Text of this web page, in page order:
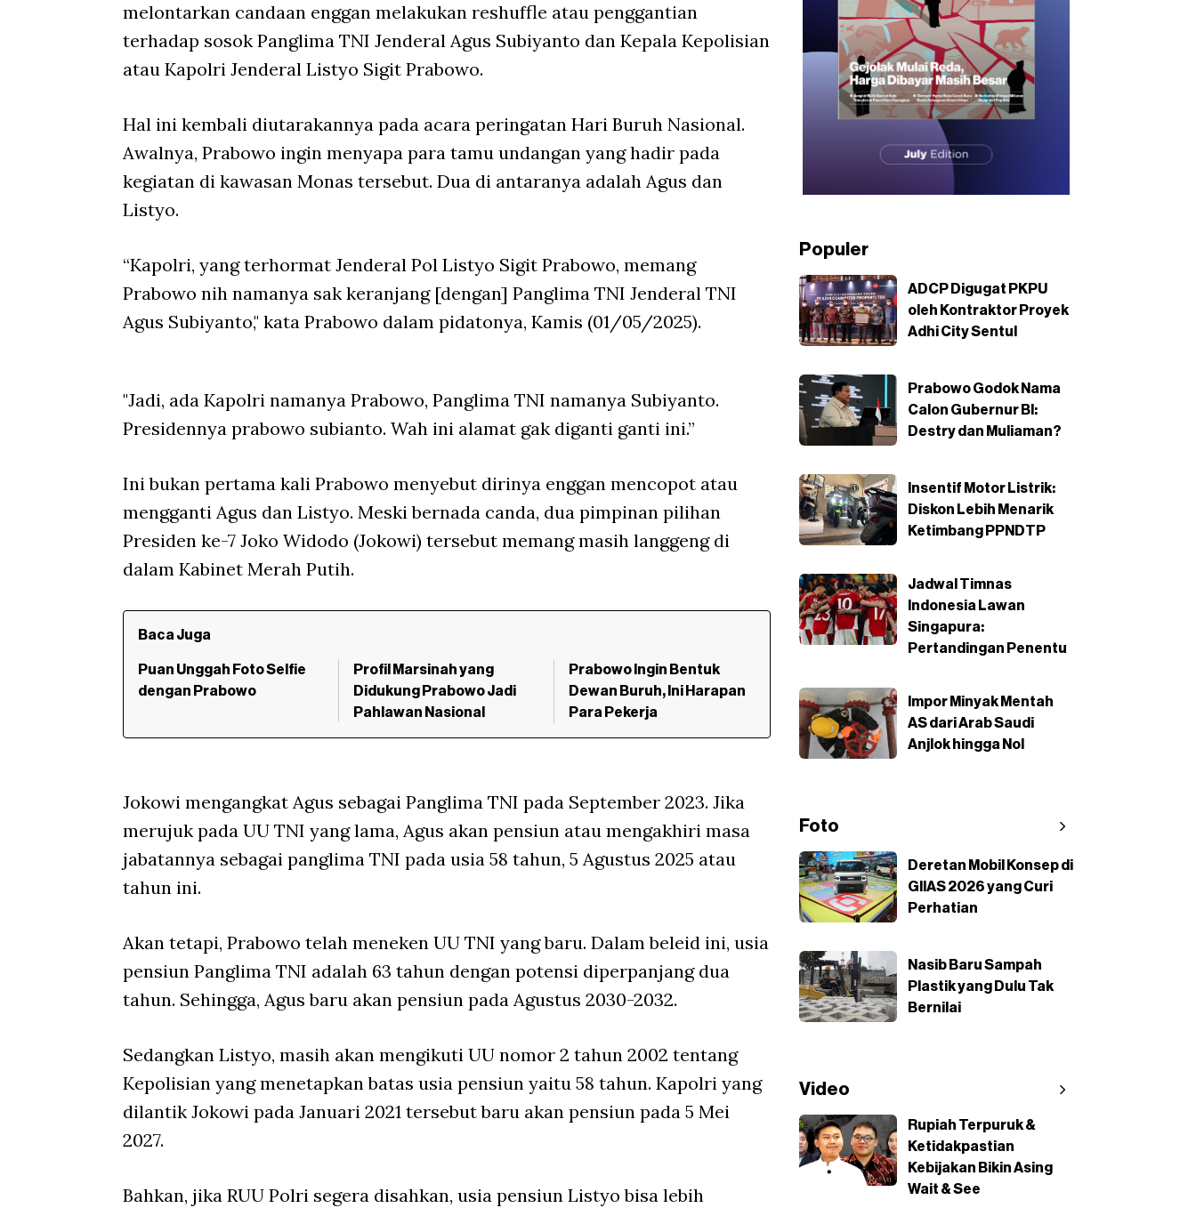
melontarkan candaan enggan melakukan reshuffle atau penggantian
terhadap sosok Panglima TNI Jenderal Agus Subiyanto dan Kepala Kepolisian
atau Kapolri Jenderal Listyo Sigit Prabowo.
Hal ini kembali diutarakannya pada acara peringatan Hari Buruh Nasional.
Awalnya, Prabowo ingin menyapa para tamu undangan yang hadir pada
kegiatan di kawasan Monas tersebut. Dua di antaranya adalah Agus dan
Listyo.
“Kapolri, yang terhormat Jenderal Pol Listyo Sigit Prabowo, memang
Prabowo nih namanya sak keranjang [dengan] Panglima TNI Jenderal TNI
Agus Subiyanto," kata Prabowo dalam pidatonya, Kamis (01/05/2025).
"Jadi, ada Kapolri namanya Prabowo, Panglima TNI namanya Subiyanto.
Presidennya prabowo subianto. Wah ini alamat gak diganti ganti ini.”
Ini bukan pertama kali Prabowo menyebut dirinya enggan mencopot atau
mengganti Agus dan Listyo. Meski bernada canda, dua pimpinan pilihan
Presiden ke-7 Joko Widodo (Jokowi) tersebut memang masih langgeng di
dalam Kabinet Merah Putih.
Baca Juga
Puan Unggah Foto Selfie
dengan Prabowo
Profil Marsinah yang
Didukung Prabowo Jadi
Pahlawan Nasional
Prabowo Ingin Bentuk
Dewan Buruh, Ini Harapan
Para Pekerja
Jokowi mengangkat Agus sebagai Panglima TNI pada September 2023. Jika
merujuk pada UU TNI yang lama, Agus akan pensiun atau mengakhiri masa
jabatannya sebagai panglima TNI pada usia 58 tahun, 5 Agustus 2025 atau
tahun ini.
Akan tetapi, Prabowo telah meneken UU TNI yang baru. Dalam beleid ini, usia
pensiun Panglima TNI adalah 63 tahun dengan potensi diperpanjang dua
tahun. Sehingga, Agus baru akan pensiun pada Agustus 2030-2032.
Sedangkan Listyo, masih akan mengikuti UU nomor 2 tahun 2002 tentang
Kepolisian yang menetapkan batas usia pensiun yaitu 58 tahun. Kapolri yang
dilantik Jokowi pada Januari 2021 tersebut baru akan pensiun pada 5 Mei
2027.
Bahkan, jika RUU Polri segera disahkan, usia pensiun Listyo bisa lebih
Populer
ADCP Digugat PKPU
oleh Kontraktor Proyek
Adhi City Sentul
Prabowo Godok Nama
Calon Gubernur BI:
Destry dan Muliaman?
Insentif Motor Listrik:
Diskon Lebih Menarik
Ketimbang PPNDTP
Jadwal Timnas
Indonesia Lawan
Singapura:
Pertandingan Penentu
Impor Minyak Mentah
AS dari Arab Saudi
Anjlok hingga Nol
Foto
Deretan Mobil Konsep di
GIIAS 2026 yang Curi
Perhatian
Nasib Baru Sampah
Plastik yang Dulu Tak
Bernilai
Video
Rupiah Terpuruk &
Ketidakpastian
Kebijakan Bikin Asing
Wait & See